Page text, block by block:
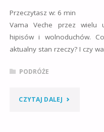
Przeczytasz w: 6 min
Vama Veche przez wielu
hipisów i wolnoduchów.
aktualny stan rzeczy? I czy
PODRÓŻE
CZYTAJ DALEJ "VAMA